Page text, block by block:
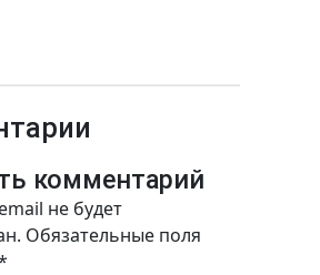
комментарий
не будет
Обязательные поля